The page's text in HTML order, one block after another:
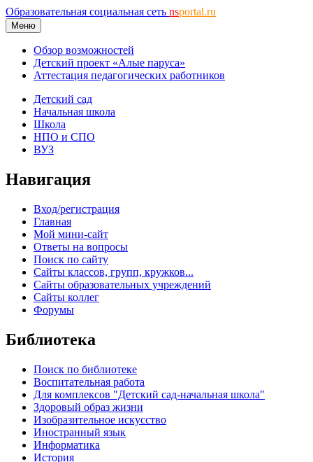
Образовательная социальная сеть nsportal.ru
Меню
Обзор возможностей
Детский проект «Алые паруса»
Аттестация педагогических работников
Детский сад
Начальная школа
Школа
НПО и СПО
ВУЗ
Навигация
Вход/регистрация
Главная
Мой мини-сайт
Ответы на вопросы
Поиск по сайту
Сайты классов, групп, кружков...
Сайты образовательных учреждений
Сайты коллег
Форумы
Библиотека
Поиск по библиотеке
Воспитательная работа
Для комплексов "Детский сад-начальная школа"
Здоровый образ жизни
Изобразительное искусство
Иностранный язык
Информатика
История